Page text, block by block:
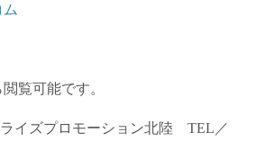
覧可能です。
イズプロモーション北陸 TEL ／